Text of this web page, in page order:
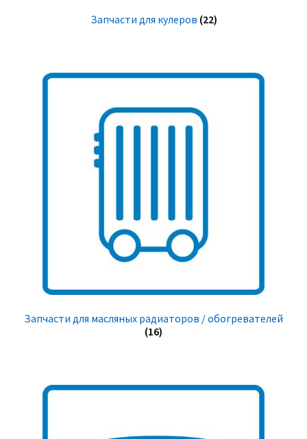
Запчасти для кулеров (22)
Запчасти для масляных радиаторов / обогревателей
(16)